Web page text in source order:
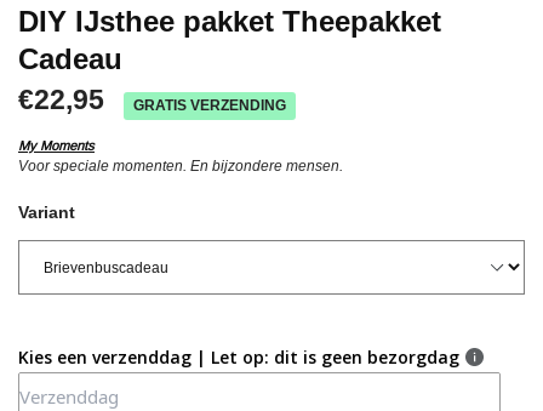
DIY IJsthee pakket Theepakket
Cadeau
€22,95 GRATIS VERZENDING
My Moments
Voor speciale momenten. En bijzondere mensen.
Variant
Kies een verzenddag | Let op: dit is geen bezorgdag